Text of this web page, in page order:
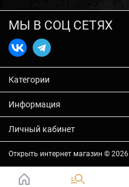
МЫ В СОЦ СЕТЯХ
Категории
Информация
Личный кабинет
Открыть интернет магазин © 2026